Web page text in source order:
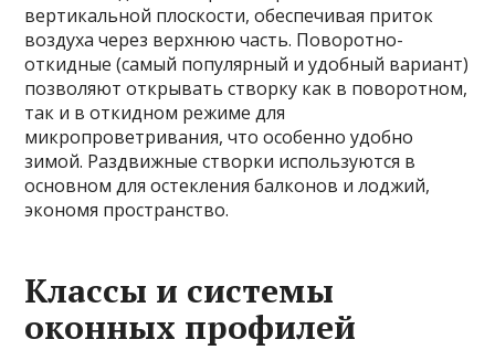
вертикальной плоскости, обеспечивая приток
воздуха через верхнюю часть. Поворотно-
откидные (самый популярный и удобный вариант)
позволяют открывать створку как в поворотном,
так и в откидном режиме для
микропроветривания, что особенно удобно
зимой. Раздвижные створки используются в
основном для остекления балконов и лоджий,
экономя пространство.
Классы и системы
оконных профилей